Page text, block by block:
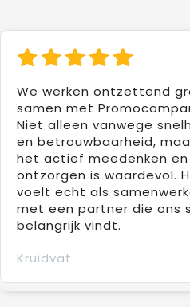
We werken ontzettend
samen met
Niet alleen vanwege
en betrouwbaarheid,
het actief meedenken en
ontzorgen is waardevol.
voelt echt als
met een partner die ons
belangrijk vindt.
Kruidvat